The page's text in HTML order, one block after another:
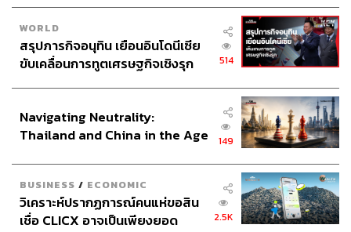
WORLD
สรุปภารกิจอนุทิน เยือนอินโดนีเซีย
ขับเคลื่อนการทูตเศรษฐกิจเชิงรุก
514
Navigating Neutrality:
Thailand and China in the Age
149
BUSINESS / ECONOMIC
วิเคราะห์ปรากฏการณ์คนแห่ขอสิน
เชื่อ CLICX อาจเป็นเพียงยอด
2.5K